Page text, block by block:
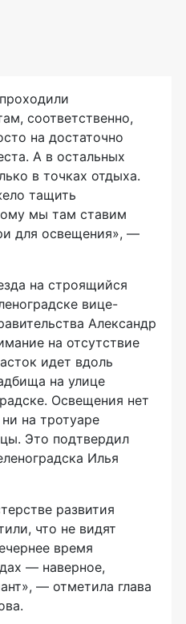
соответственно,
на достаточно
А в остальных
в точках отдыха.
тащить
мы там ставим
для освещения», —
на строящийся
вице-
Александр
на отсутствие
идет вдоль
на улице
Освещения нет
на тротуаре
Это подтвердил
Илья
развития
что не видят
время
— наверное,
— отметила глава